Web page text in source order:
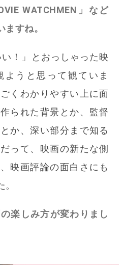
WATCHMEN」など
すね。
！」とおっしゃった映
ようと思って観ていま
くわかりやすい上に面
られた背景とか、監督
か、深い部分まで知る
って、映画の新たな側
映画評論の面白さにも
楽しみ方が変わりまし